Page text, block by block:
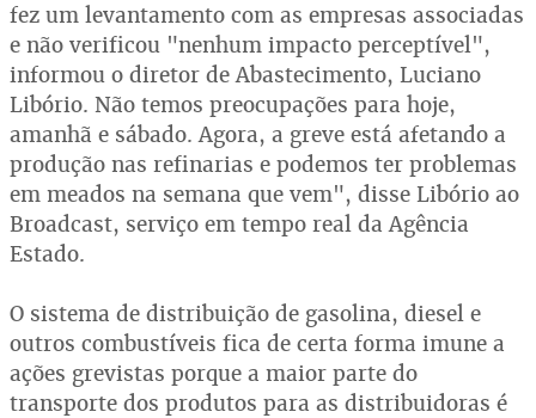
fez um levantamento com as empresas associadas
e não verificou "nenhum impacto perceptível",
informou o diretor de Abastecimento, Luciano
Libório. Não temos preocupações para hoje,
amanhã e sábado. Agora, a greve está afetando a
produção nas refinarias e podemos ter problemas
em meados na semana que vem", disse Libório ao
Broadcast, serviço em tempo real da Agência
Estado.
O sistema de distribuição de gasolina, diesel e
outros combustíveis fica de certa forma imune a
ações grevistas porque a maior parte do
transporte dos produtos para as distribuidoras é